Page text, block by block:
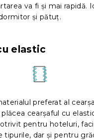
va fi și mai rapidă.
și pătuț.
elastic
preferat al
cearșaful cu
pentru hoteluri,
tipurile, dar și pentru